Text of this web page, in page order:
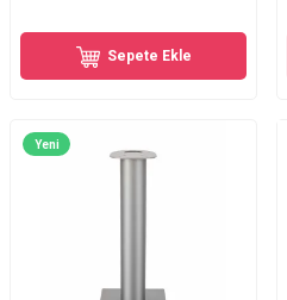
Sepete Ekle
Yeni